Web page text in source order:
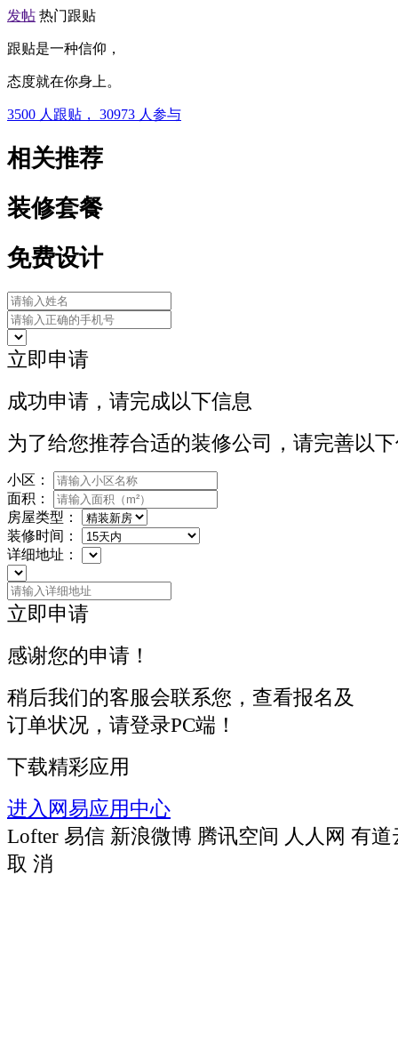
发帖 热门跟贴
跟贴是一种信仰，
态度就在你身上。
3500 人跟贴， 30973 人参与
相关推荐
装修套餐
免费设计
立即申请
成功申请，请完成以下信息
为了给您推荐合适的装修公司，请完善以
小区：
面积：
房屋类型：
装修时间：
详细地址：
立即申请
感谢您的申请！
稍后我们的客服会联系您，查看报名及
订单状况，请登录PC端！
下载精彩应用
进入网易应用中心
Lofter 易信 新浪微博 腾讯空间 人人网 有道
取 消